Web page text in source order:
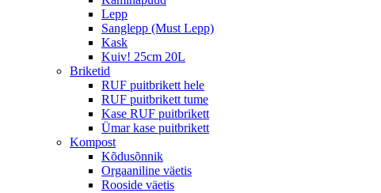
Lepp
Sanglepp (Must Lepp)
Kask
Kuiv! 25cm 20L
Briketid
RUF puitbrikett hele
RUF puitbrikett tume
Kase RUF puitbrikett
Ümar kase puitbrikett
Kompost
Kõdusõnnik
Orgaaniline väetis
Rooside väetis